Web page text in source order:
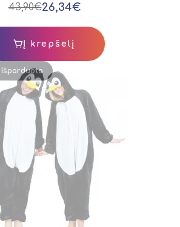
43,90€26,34€
Į krepšelį
Išparduota